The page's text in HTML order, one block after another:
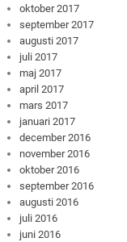
oktober 2017
september 2017
augusti 2017
juli 2017
maj 2017
april 2017
mars 2017
januari 2017
december 2016
november 2016
oktober 2016
september 2016
augusti 2016
juli 2016
juni 2016